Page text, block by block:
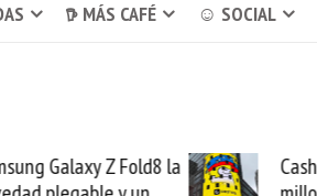
𖠚 MÁS CAFÉ ☺ SOCIAL
Cashea levanta 100